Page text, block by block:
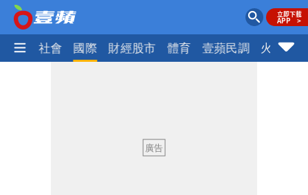
政治 社會 國際 財經股市 體育 壹蘋民調 火線話
「終於能交代」 捐500萬獎學金延續愛
白海豚颱風逼近！鄭明典示警「恐遇黑潮